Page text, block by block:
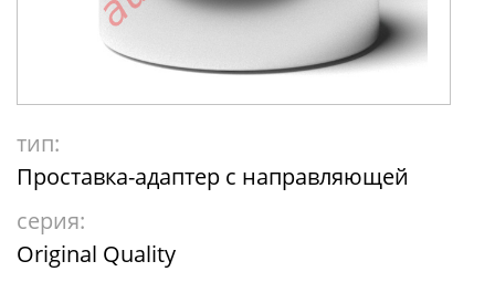
тип:
Проставка-адаптер с направляющей
серия:
Original Quality